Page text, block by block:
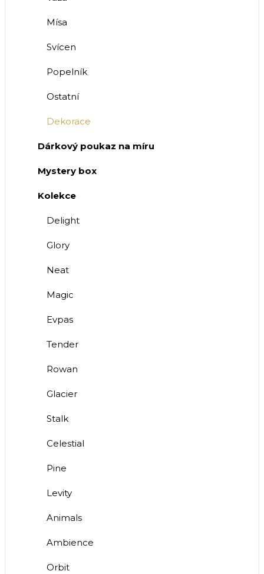
Mísa
Svícen
Popelník
Ostatní
Dekorace
Dárkový poukaz na míru
Mystery box
Kolekce
Delight
Glory
Neat
Magic
Evpas
Tender
Rowan
Glacier
Stalk
Celestial
Pine
Levity
Animals
Ambience
Orbit